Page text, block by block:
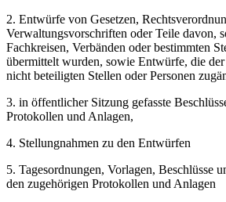
2. Entwürfe von Gesetzen,
Verwaltungsvorschriften oder Teile davon,
Fachkreisen, Verbänden oder bestimmten
übermittelt wurden, sowie Entwürfe, die der
nicht beteiligten Stellen oder Personen
3. in öffentlicher Sitzung gefasste
Protokollen und Anlagen,
4. Stellungnahmen zu den Entwürfen
5. Tagesordnungen, Vorlagen, Beschlüsse
den zugehörigen Protokollen und Anlagen